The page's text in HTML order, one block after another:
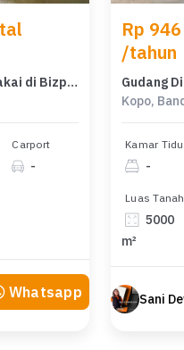
Sewa Gudang Siap Pakai di Bizpark Kopo 1 Lantai
Carport
-
Whatsapp
Rp
/tahun
Kopo,
Kamar
-
Luas Tanah
5000
m²